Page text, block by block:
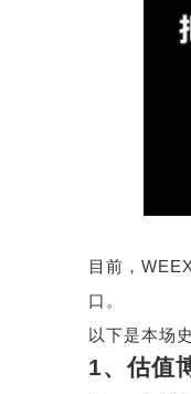
目前，
口。
以下是本场
1、估值